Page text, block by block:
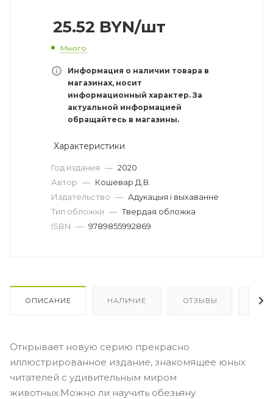
25.52 BYN/шт
Много
Информация о наличии товара в
магазинах, носит
информационный характер. За
актуальной информацией
обращайтесь в магазины.
Характеристики
Год издания — 2020
Автор — Кошевар Д.В.
Издательство — Адукацыя i выхаванне
Тип обложки — Твердая обложка
ISBN — 9789855992869
ОПИСАНИЕ НАЛИЧИЕ ОТЗЫВЫ
Открывает новую серию прекрасно
иллюстрированное издание, знакомящее юных
читателей с удивительным миром
животных.Можно ли научить обезьяну